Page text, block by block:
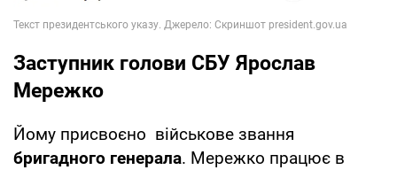
Заступник голови СБУ Ярослав
Мережко
Йому присвоєно військове звання
бригадного генерала. Мережко працює в